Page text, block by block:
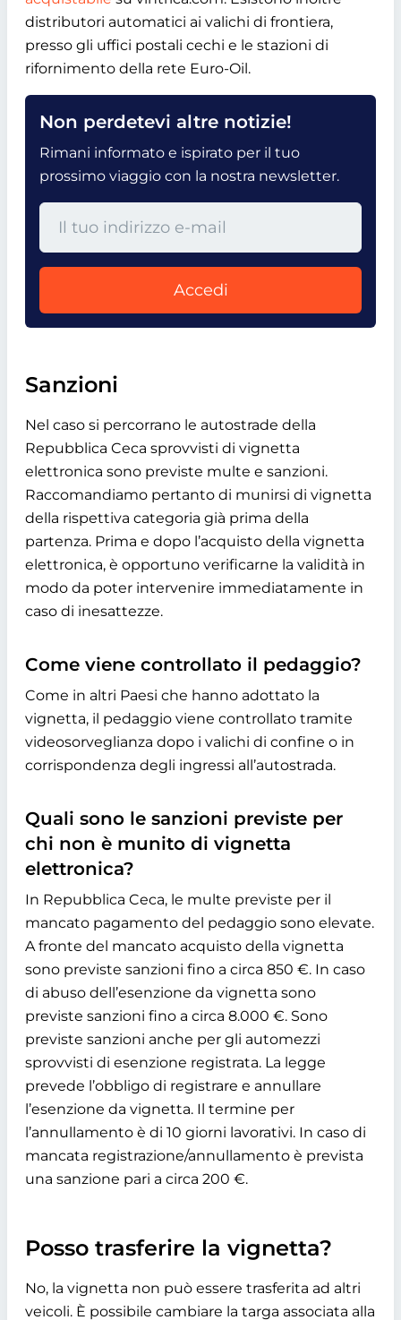
distributori automatici ai valichi di frontiera,
presso gli uffici postali cechi e le stazioni di
rifornimento della rete Euro-Oil.
Non perdetevi altre notizie!
Rimani informato e ispirato per il tuo
prossimo viaggio con la nostra newsletter.
Accedi
Sanzioni
Nel caso si percorrano le autostrade della
Repubblica Ceca sprovvisti di vignetta
elettronica sono previste multe e sanzioni.
Raccomandiamo pertanto di munirsi di vignetta
della rispettiva categoria già prima della
partenza. Prima e dopo l’acquisto della vignetta
elettronica, è opportuno verificarne la validità in
modo da poter intervenire immediatamente in
caso di inesattezze.
Come viene controllato il pedaggio?
Come in altri Paesi che hanno adottato la
vignetta, il pedaggio viene controllato tramite
videosorveglianza dopo i valichi di confine o in
corrispondenza degli ingressi all’autostrada.
Quali sono le sanzioni previste per
chi non è munito di vignetta
elettronica?
In Repubblica Ceca, le multe previste per il
mancato pagamento del pedaggio sono elevate.
A fronte del mancato acquisto della vignetta
sono previste sanzioni fino a circa 850 €. In caso
di abuso dell’esenzione da vignetta sono
previste sanzioni fino a circa 8.000 €. Sono
previste sanzioni anche per gli automezzi
sprovvisti di esenzione registrata. La legge
prevede l’obbligo di registrare e annullare
l’esenzione da vignetta. Il termine per
l’annullamento è di 10 giorni lavorativi. In caso di
mancata registrazione/annullamento è prevista
una sanzione pari a circa 200 €.
Posso trasferire la vignetta?
No, la vignetta non può essere trasferita ad altri
veicoli. È possibile cambiare la targa associata alla